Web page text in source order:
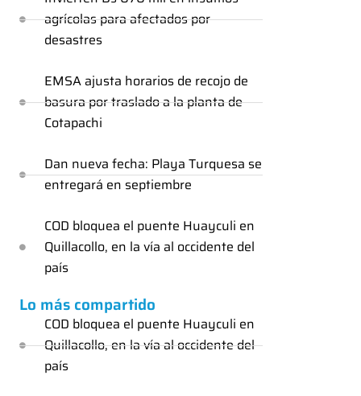
agrícolas para afectados por
desastres
EMSA ajusta horarios de recojo de
basura por traslado a la planta de
Cotapachi
Dan nueva fecha: Playa Turquesa se
entregará en septiembre
COD bloquea el puente Huayculi en
Quillacollo, en la vía al occidente del
país
Lo más compartido
COD bloquea el puente Huayculi en
Quillacollo, en la vía al occidente del
país